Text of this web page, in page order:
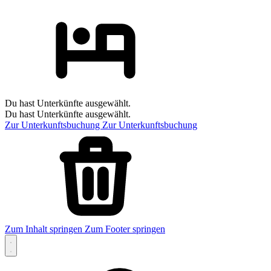
Du hast Unterkünfte ausgewählt.
Du hast Unterkünfte ausgewählt.
Zur Unterkunftsbuchung Zur Unterkunftsbuchung
Zum Inhalt springen Zum Footer springen